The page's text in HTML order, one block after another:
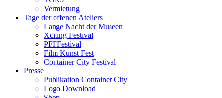
Vermietung
Tage der offenen Ateliers
Lange Nacht der Museen
Xciting Festival
PFFFestival
Film Kunst Fest
Container City Festival
Presse
Publikation Container City
Logo Download